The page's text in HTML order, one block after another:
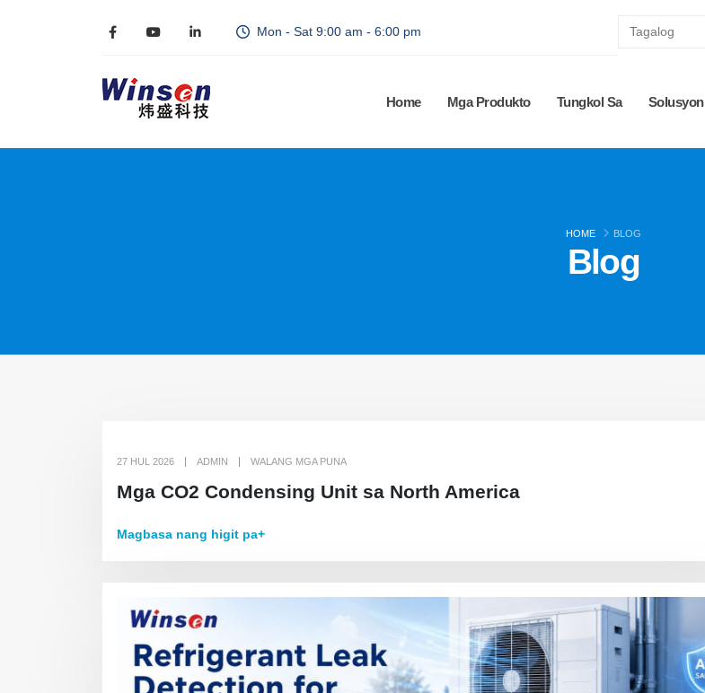
Mon - Sat 9:00 am - 6:00 pm
Home Mga Produkto Tungkol Sa Solusyon
HOME BLOG
Blog
27 HUL 2026 ADMIN WALANG MGA PUNA
Mga CO2 Condensing Unit sa North America
Magbasa nang higit pa+